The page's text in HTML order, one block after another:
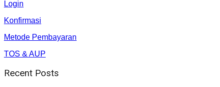
Login
Konfirmasi
Metode Pembayaran
TOS & AUP
Recent Posts